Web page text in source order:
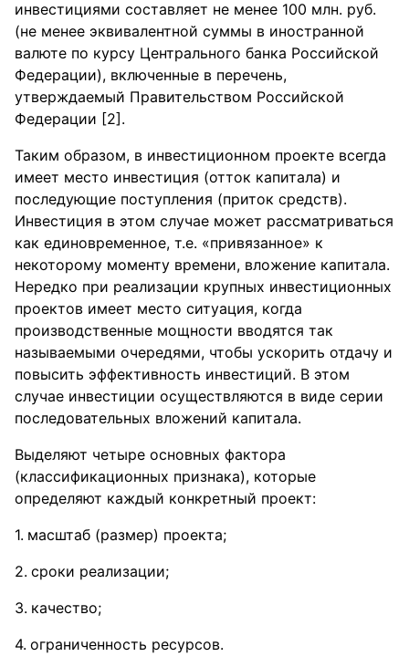
инвестициями составляет не менее 100 млн. руб.
(не менее эквивалентной суммы в иностранной
валюте по курсу Центрального банка Российской
Федерации), включенные в перечень,
утверждаемый Правительством Российской
Федерации [2].
Таким образом, в инвестиционном проекте всегда
имеет место инвестиция (отток капитала) и
последующие поступления (приток средств).
Инвестиция в этом случае может рассматриваться
как единовременное, т.е. «привязанное» к
некоторому моменту времени, вложение капитала.
Нередко при реализации крупных инвестиционных
проектов имеет место ситуация, когда
производственные мощности вводятся так
называемыми очередями, чтобы ускорить отдачу и
повысить эффективность инвестиций. В этом
случае инвестиции осуществляются в виде серии
последовательных вложений капитала.
Выделяют четыре основных фактора
(классификационных признака), которые
определяют каждый конкретный проект:
масштаб (размер) проекта;
сроки реализации;
качество;
ограниченность ресурсов.